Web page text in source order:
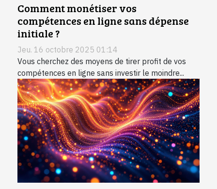
Comment monétiser vos
compétences en ligne sans dépense
initiale ?
Jeu. 16 octobre 2025 01:14
Vous cherchez des moyens de tirer profit de vos
compétences en ligne sans investir le moindre...